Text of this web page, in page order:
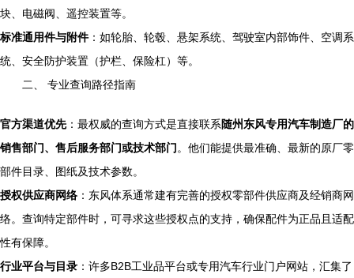
块、电磁阀、遥控装置等。
标准通用件与附件：如轮胎、轮毂、悬架系统、驾驶室内部饰件、空调系
统、安全防护装置（护栏、保险杠）等。
二、 专业查询路径指南
官方渠道优先：最权威的查询方式是直接联系随州东风专用汽车制造厂的
销售部门、售后服务部门或技术部门。他们能提供最准确、最新的原厂零
部件目录、图纸及技术参数。
授权供应商网络 ：东风体系通常建有完善的授权零部件供应商及经销商网
络。查询特定部件时，可寻求这些授权点的支持，确保配件为正品且适配
性有保障。
行业平台与目录 ：许多B2B工业品平台或专用汽车行业门户网站，汇集了